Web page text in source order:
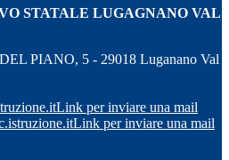
STATALE LUGAGNANO VAL
PIANO, 5 - 29018 Luganano Val
Link per inviare una mail
Link per inviare una mail